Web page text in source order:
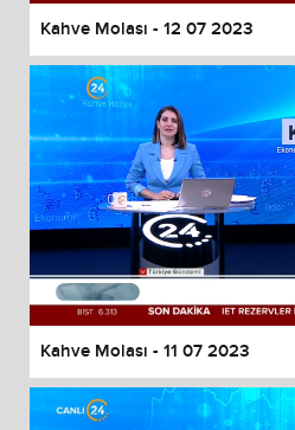
Kahve Molası - 12 07 2023
Kahve Molası - 11 07 2023